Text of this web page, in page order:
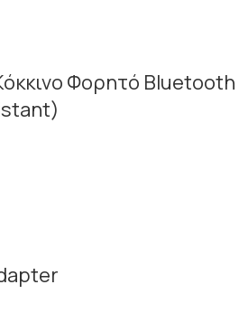
Φορητό Bluetooth